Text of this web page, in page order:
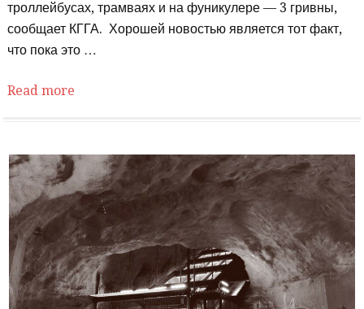
троллейбусах, трамваях и на фуникулере — 3 гривны,
сообщает КГГА. Хорошей новостью является тот факт,
что пока это …
Read more